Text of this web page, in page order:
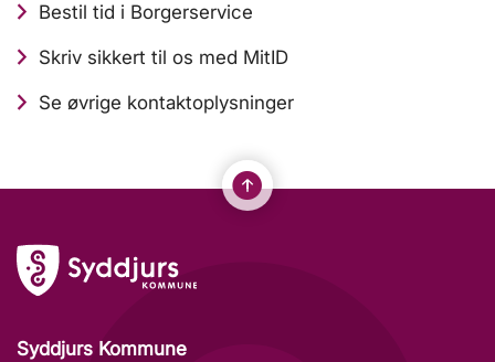
Bestil tid i Borgerservice
Skriv sikkert til os med MitID
Se øvrige kontaktoplysninger
Syddjurs Kommune